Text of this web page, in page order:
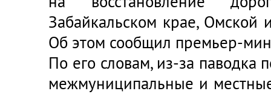
Забайкальском крае, Омской
Об этом сообщил премьер-
По его словам, из-за паводка
межмуниципальные и